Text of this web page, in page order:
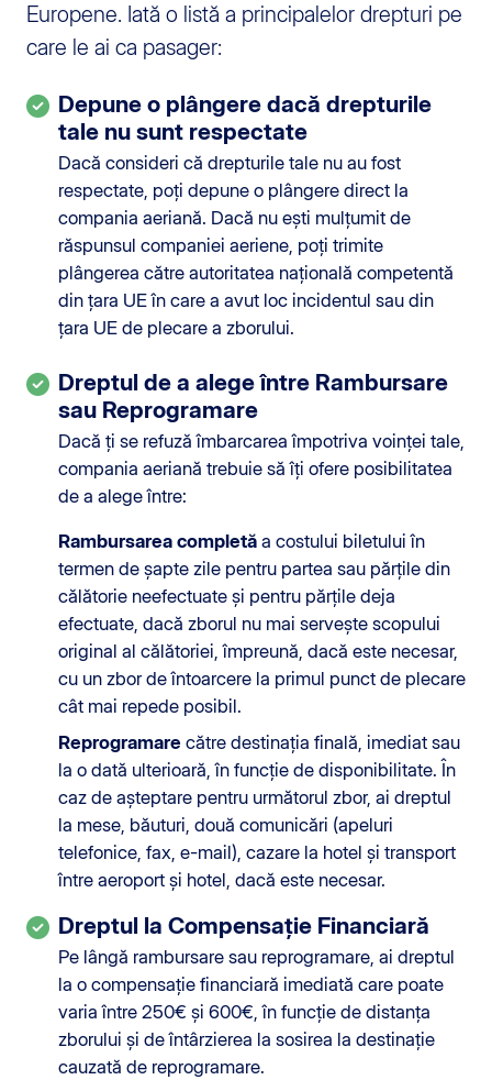
Europene. Iată o listă a principalelor drepturi pe
care le ai ca pasager:
Depune o plângere dacă drepturile
tale nu sunt respectate
Dacă consideri că drepturile tale nu au fost
respectate, poți depune o plângere direct la
compania aeriană. Dacă nu ești mulțumit de
răspunsul companiei aeriene, poți trimite
plângerea către autoritatea națională competentă
din țara UE în care a avut loc incidentul sau din
țara UE de plecare a zborului.
Dreptul de a alege între Rambursare
sau Reprogramare
Dacă ți se refuză îmbarcarea împotriva voinței tale,
compania aeriană trebuie să îți ofere posibilitatea
de a alege între:
Rambursarea completă a costului biletului în
termen de șapte zile pentru partea sau părțile din
călătorie neefectuate și pentru părțile deja
efectuate, dacă zborul nu mai servește scopului
original al călătoriei, împreună, dacă este necesar,
cu un zbor de întoarcere la primul punct de plecare
cât mai repede posibil.
Reprogramare către destinația finală, imediat sau
la o dată ulterioară, în funcție de disponibilitate. În
caz de așteptare pentru următorul zbor, ai dreptul
la mese, băuturi, două comunicări (apeluri
telefonice, fax, e-mail), cazare la hotel și transport
între aeroport și hotel, dacă este necesar.
Dreptul la Compensație Financiară
Pe lângă rambursare sau reprogramare, ai dreptul
la o compensație financiară imediată care poate
varia între 250€ și 600€, în funcție de distanța
zborului și de întârzierea la sosirea la destinație
cauzată de reprogramare.